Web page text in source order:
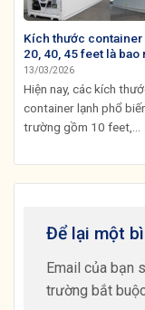
Kích thước container
20, 40, 45 feet là bao
13/03/2026
Hiện nay, các kích
container lạnh phổ
trường gồm 10 feet,...
Để lại một
Email của bạn
trường bắt